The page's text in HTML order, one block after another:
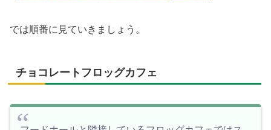
では順番に見ていきましょう。
チョコレートフロッグカフェ